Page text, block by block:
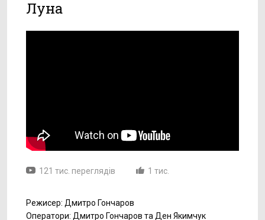
Луна
121 тис. переглядів 1 тис.
Режисер: Дмитро Гончаров
Оператори: Дмитро Гончаров та Ден Якимчук